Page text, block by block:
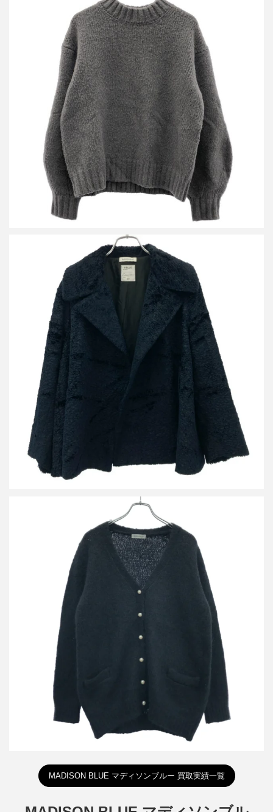
マディソンブルー 23AW BALLOON SLEEVE PO ニットセータ
買取金額8,400円
詳しく見る
マディソンブルー 19AW ベルベットオーバーサイズコート
買取金額13,200円
マディソンブルー 22AW LOOSE BIG V CD MOHAIR パールモヘ
アニットカーディガン MB224-8017
買取金額12,000円
MADISON BLUE マディソンブルー 買取実績一覧